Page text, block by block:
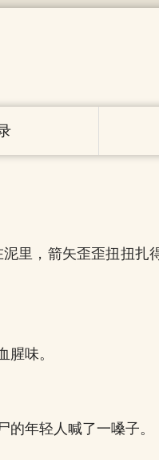
里，箭矢歪歪扭扭扎
味。
年轻人喊了一嗓子。